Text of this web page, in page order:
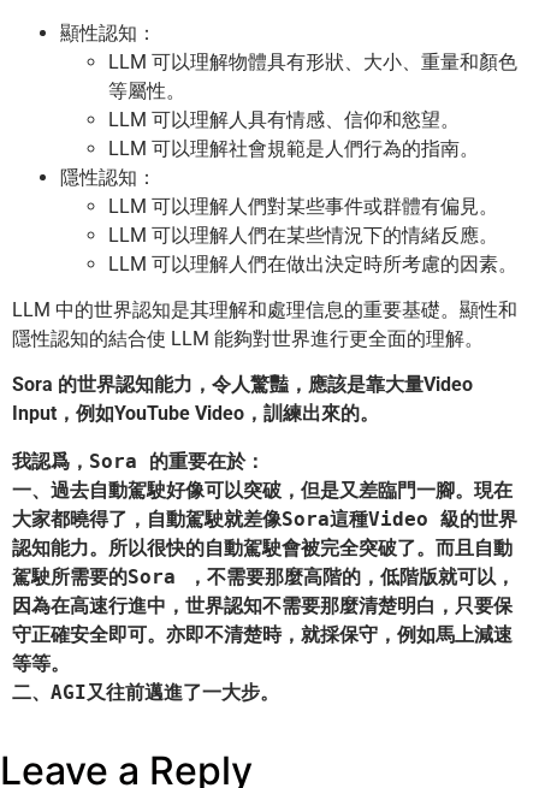
顯性認知：
LLM 可以理解物體具有形狀、大小、重量和顏色
等屬性。
LLM 可以理解人具有情感、信仰和慾望。
LLM 可以理解社會規範是人們行為的指南。
隱性認知：
LLM 可以理解人們對某些事件或群體有偏見。
LLM 可以理解人們在某些情況下的情緒反應。
LLM 可以理解人們在做出決定時所考慮的因素。
LLM 中的世界認知是其理解和處理信息的重要基礎。顯性和
隱性認知的結合使 LLM 能夠對世界進行更全面的理解。
Sora 的世界認知能力，令人驚豔，應該是靠大量Video
Input，例如YouTube Video，訓練出來的。
我認爲，Sora 的重要在於：
一、過去自動駕駛好像可以突破，但是又差臨門一腳。現在
大家都曉得了，自動駕駛就差像Sora這種Video 級的世界
認知能力。所以很快的自動駕駛會被完全突破了。而且自動
駕駛所需要的Sora ，不需要那麼高階的，低階版就可以，
因為在高速行進中，世界認知不需要那麼清楚明白，只要保
守正確安全即可。亦即不清楚時，就採保守，例如馬上減速
等等。
二、AGI又往前邁進了一大步。
Leave a Reply